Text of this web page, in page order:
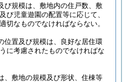
び規模は、敷地内の住戸数、敷
び児童遊園の配置等に応じて、
切なものでなければならない。
位置及び規模は、良好な居住環
に考慮されたものでなければな
、敷地の規模及び形状、住棟等